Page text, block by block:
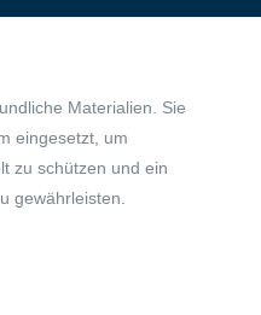
Materialien. Sie
eingesetzt, um
zu schützen und ein
gewährleisten.